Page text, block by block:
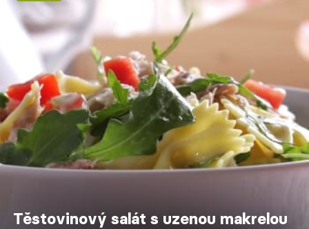
Těstovinový salát s uzenou makrelou